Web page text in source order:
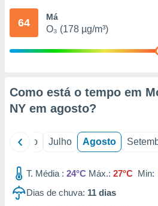
através
1199
64 Má
O₃ (178 µg/m³)
Como está o tempo em
NY em agosto?
Junho Julho Agosto
T. Média : 24°C Máx.: 27°C Min:
Dias de chuva: 11 dias